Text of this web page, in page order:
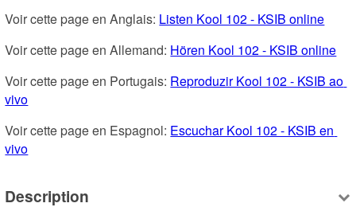
Voir cette page en Anglais: Listen Kool 102 - KSIB online
Voir cette page en Allemand: Hören Kool 102 - KSIB online
Voir cette page en Portugais: Reproduzir Kool 102 - KSIB ao
vivo
Voir cette page en Espagnol: Escuchar Kool 102 - KSIB en
vivo
Description